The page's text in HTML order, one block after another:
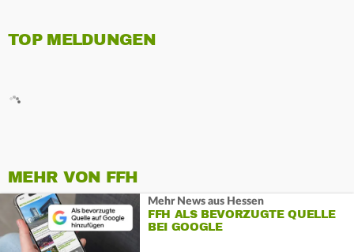
TOP MELDUNGEN
MEHR VON FFH
Mehr News aus Hessen
FFH ALS BEVORZUGTE QUELLE
BEI GOOGLE